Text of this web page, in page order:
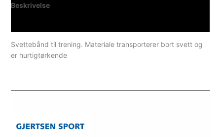
Beskrivelse
Svettebånd til trening. Materiale transporterer bort svett og
er hurtigtørkende